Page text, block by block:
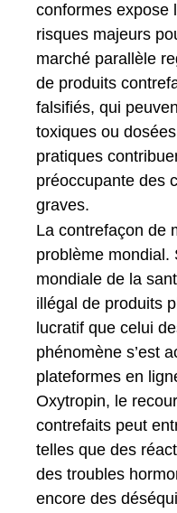
conformes expose
risques majeurs
marché parallèle
de produits
falsifiés, qui
toxiques ou
pratiques
préoccupante des
graves.
La contrefaçon de
problème mondial.
mondiale de la
illégal de produits
lucratif que celui
phénomène s’est
plateformes en
Oxytropin, le
contrefaits peut
telles que des
des troubles
encore des